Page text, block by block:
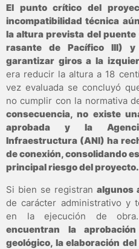
El punto crítico del
incompatibilidad técnica
la altura prevista del
rasante de Pacífico III)
garantizar giros a la
era reducir la altura a 18
vez evaluada se concluyó
no cumplir con la normativa
consecuencia, no existe
aprobada y la
Infraestructura (ANI) ha
de conexión, consolidando
principal riesgo del proyecto.
Si bien se registran algunos
de carácter administrativo y
en la ejecución de
encuentran la
geológico, la elaboración